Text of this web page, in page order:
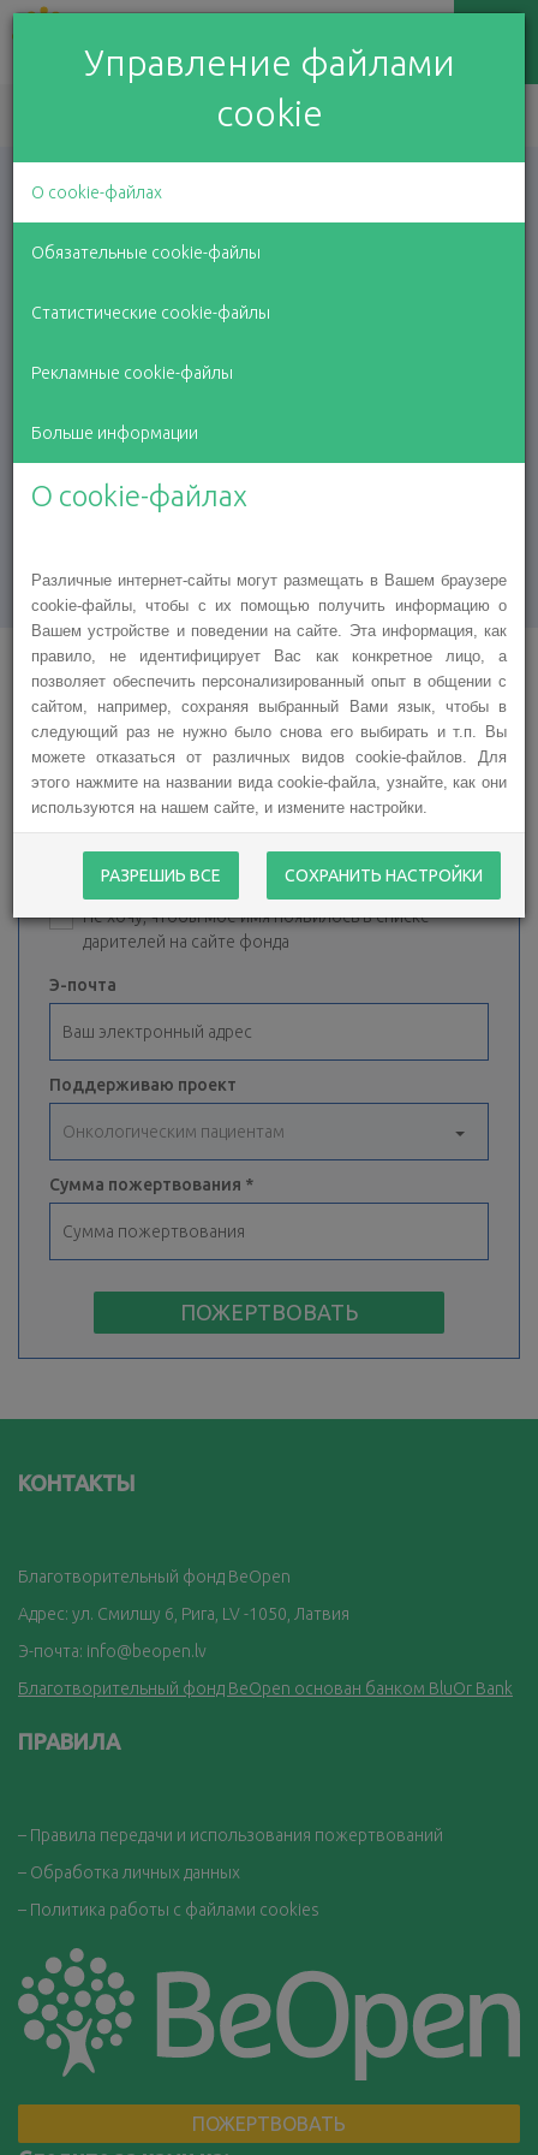
Ваши пожертвования
Спасибо за Вашу чуткость!
Имя, фамилия:
Не хочу, чтобы мое имя появилось в списке
дарителей на сайте фонда
Э-почта
Поддерживаю проект
Сумма пожертвования
ПОЖЕРТВОВАТЬ
КОНТАКТЫ
Благотворительный фонд BeOpen
Адрес: ул. Смилшу 6, Рига, LV -1050, Латвия
Э-почта: info@beopen.lv
Благотворительный фонд BeOpen основан банком BluOr Bank
ПРАВИЛА
– Правила передачи и использования пожертвований
– Обработка личных данных
– Политика работы с файлами cookies
ПОЖЕРТВОВАТЬ
Управление файлами
cookie
О cookie-файлах
Обязательные cookie-файлы
Статистические cookie-файлы
Рекламные cookie-файлы
Больше информации
О cookie-файлах
Различные интернет-сайты могут размещать в Вашем браузере
cookie-файлы, чтобы с их помощью получить информацию о
Вашем устройстве и поведении на сайте. Эта информация, как
правило, не идентифицирует Вас как конкретное лицо, а
позволяет обеспечить персонализированный опыт в общении с
сайтом, например, сохраняя выбранный Вами язык, чтобы в
следующий раз не нужно было снова его выбирать и т.п. Вы
можете отказаться от различных видов cookie-файлов. Для
этого нажмите на названии вида cookie-файла, узнайте, как они
используются на нашем сайте, и измените настройки.
РАЗРЕШИЬ ВСЕ СОХРАНИТЬ НАСТРОЙКИ